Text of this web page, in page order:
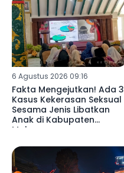
6 Agustus 2026 09:16
Fakta Mengejutkan! Ada 3
Kasus Kekerasan Seksual
Sesama Jenis Libatkan
Anak di Kabupaten
Malang ‎